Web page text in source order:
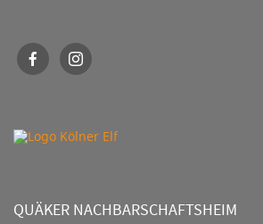
QUÄKER NACHBARSCHAFTSHEIM